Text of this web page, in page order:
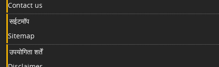
Contact us
सईटमॉप
Sitemap
उपयोगिता शर्तें